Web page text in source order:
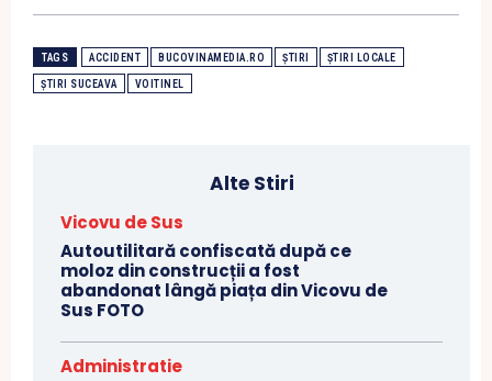
TAGS ACCIDENT BUCOVINAMEDIA.RO ȘTIRI ȘTIRI LOCALE
ȘTIRI SUCEAVA VOITINEL
Alte Stiri
Vicovu de Sus
Autoutilitară confiscată după ce
moloz din construcții a fost
abandonat lângă piața din Vicovu de
Sus FOTO
Administratie